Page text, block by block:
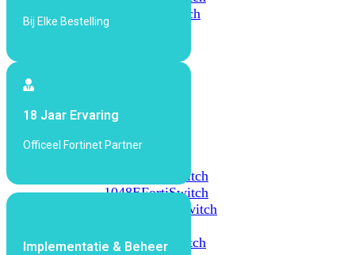
FortiSwitch
648F-
1000
FortiSwitch
1048EFortiSwitch
FortiSwitch
FPOEFortiSwitch
Bij Elke Bestelling
18 Jaar Ervaring
Officeel Fortinet Partner
Implementatie & Beheer